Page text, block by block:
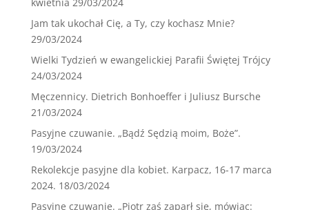
Jam tak ukochał Cię, a Ty, czy kochasz Mnie?
29/03/2024
Wielki Tydzień w ewangelickiej Parafii Świętej Trójcy
24/03/2024
Męczennicy. Dietrich Bonhoeffer i Juliusz Bursche
21/03/2024
Pasyjne czuwanie. „Bądź Sędzią moim, Boże”.
19/03/2024
Rekolekcje pasyjne dla kobiet. Karpacz, 16-17 marca
2024. 18/03/2024
Pasyjne czuwanie. „Piotr zaś zaparł się, mówiąc: